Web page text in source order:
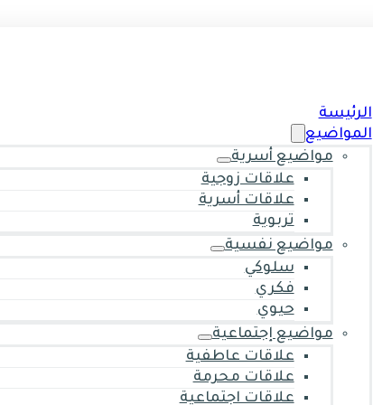
الرئيسة
المواضيع
مواضيع أسرية
علاقات زوجية
علاقات أسرية
تربوية
مواضيع نفسية
سلوكي
فكري
حيوي
مواضيع إجتماعية
علاقات عاطفية
علاقات محرمة
علاقات اجتماعية